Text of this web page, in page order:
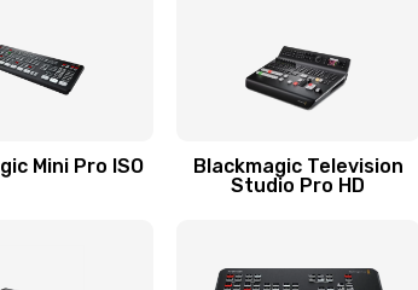
Mini Pro ISO
Blackmagic Television
Studio Pro HD